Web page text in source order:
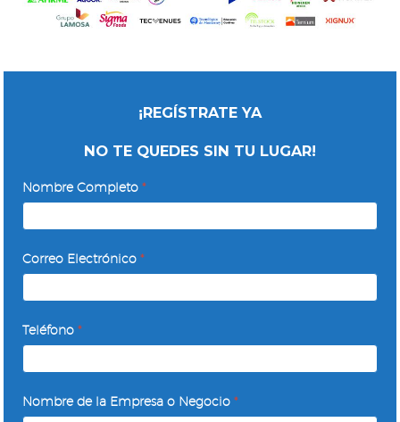
¡REGÍSTRATE YA
NO TE QUEDES SIN TU LUGAR!
Webinar:
Psicología
del
Cambio
-
Abordando
la
Procrastinación
Nombre Completo*
Correo Electrónico*
Teléfono*
Nombre de la Empresa o Negocio*